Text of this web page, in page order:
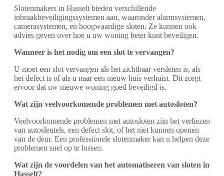
Slotenmakers in Hasselt bieden verschillende
inbraakbeveiligingssystemen aan, waaronder alarmsystemen,
camerasystemen, en hoogwaardige sloten. Ze kunnen ook
advies geven over hoe u uw woning beter kunt beveiligen.
Wanneer is het nodig om een slot te vervangen?
U moet een slot vervangen als het zichtbaar versleten is, als
het defect is of als u naar een nieuw huis verhuist. Dit zorgt
ervoor dat uw nieuwe woning goed beveiligd is.
Wat zijn veelvoorkomende problemen met autosloten?
Veelvoorkomende problemen met autosloten zijn het verliezen
van autosleutels, een defect slot, of het niet kunnen openen
van de deur. Een professionele slotenmaker kan u helpen deze
problemen snel op te lossen.
Wat zijn de voordelen van het automatiseren van sloten in
Hasselt?